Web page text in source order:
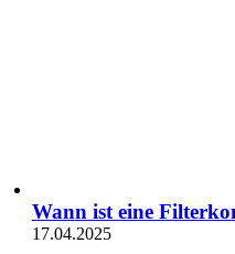
Wann ist eine
17.04.2025